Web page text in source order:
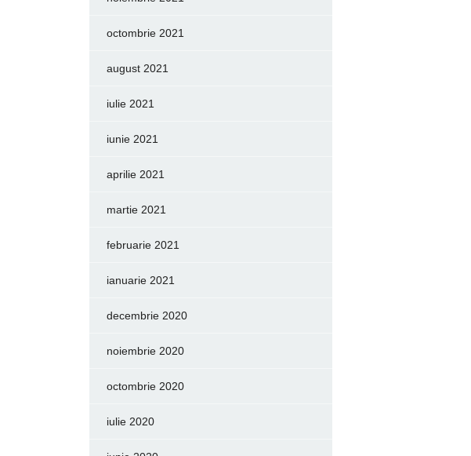
octombrie 2021
august 2021
iulie 2021
iunie 2021
aprilie 2021
martie 2021
februarie 2021
ianuarie 2021
decembrie 2020
noiembrie 2020
octombrie 2020
iulie 2020